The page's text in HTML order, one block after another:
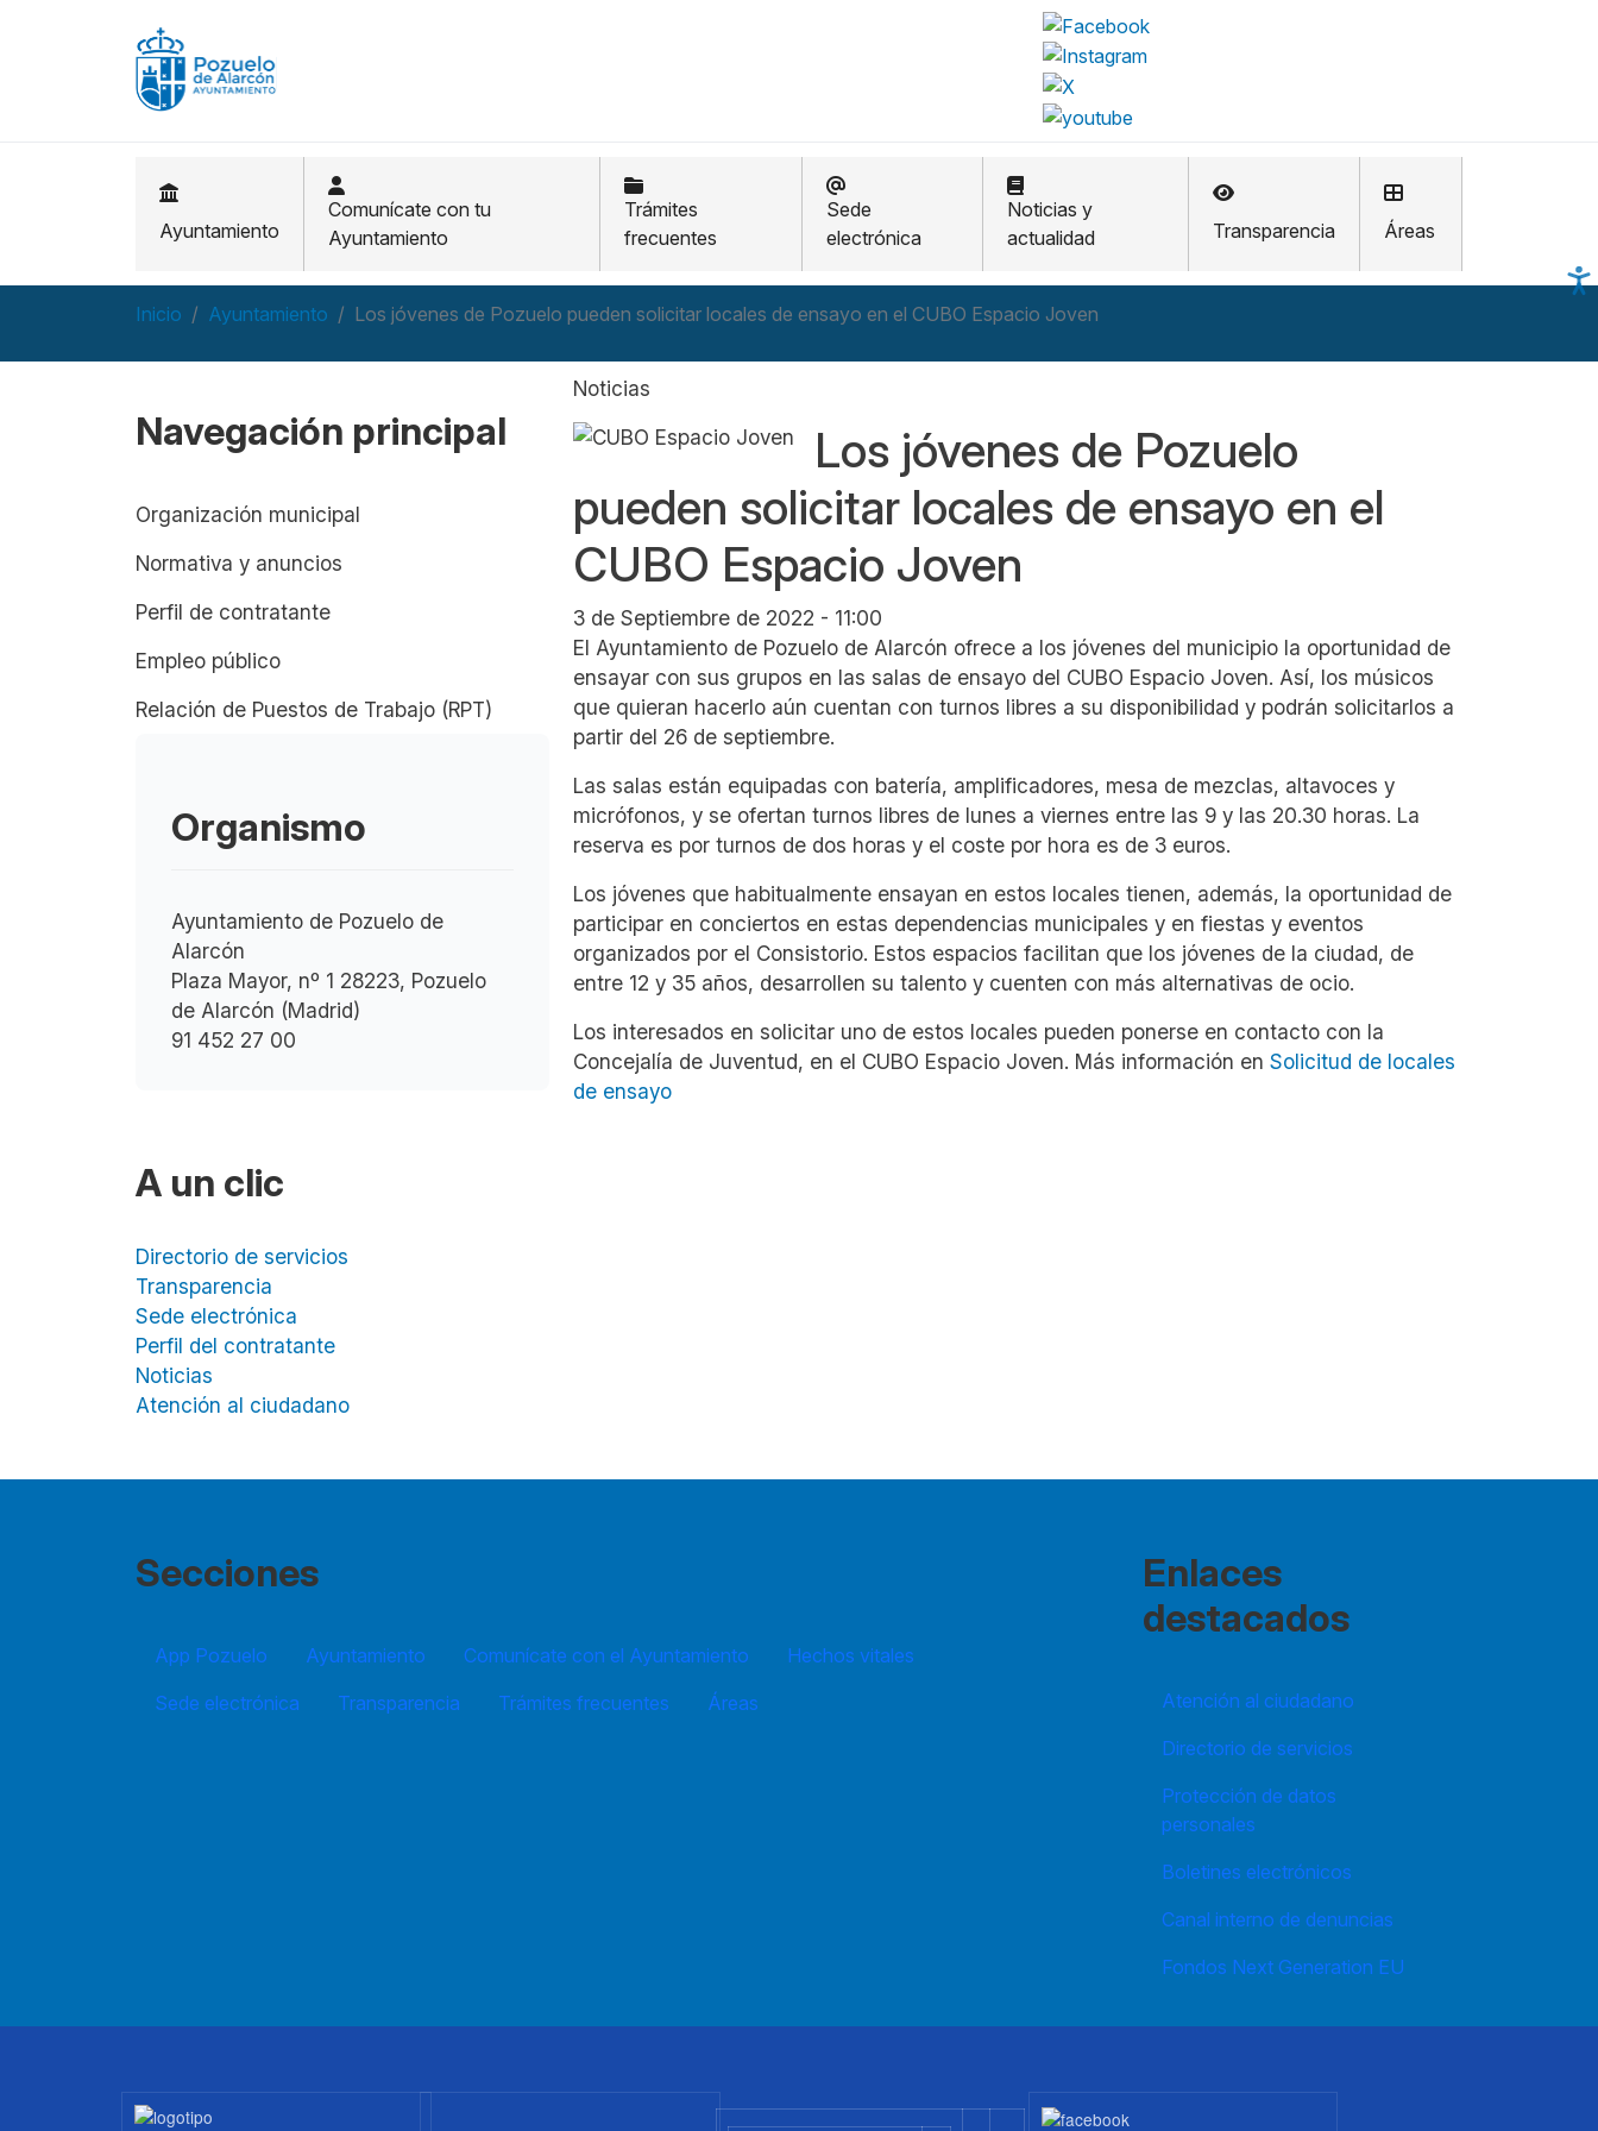
Ayuntamiento
Comunícate con tu
Ayuntamiento
Trámites
frecuentes
Sede
electrónica
Noticias y
actualidad
Transparencia Áreas
Inicio Ayuntamiento Los jóvenes de Pozuelo pueden solicitar locales de ensayo en el CUBO Espacio Joven
Navegación principal
Organización municipal
Normativa y anuncios
Perfil de contratante
Empleo público
Relación de Puestos de Trabajo (RPT)
Organismo
Ayuntamiento de Pozuelo de
Alarcón
Plaza Mayor, nº 1 28223, Pozuelo
de Alarcón (Madrid)
91 452 27 00
Noticias
Los jóvenes de Pozuelo
pueden solicitar locales de ensayo en el
CUBO Espacio Joven
3 de Septiembre de 2022 - 11:00
El Ayuntamiento de Pozuelo de Alarcón ofrece a los jóvenes del municipio la oportunidad de
ensayar con sus grupos en las salas de ensayo del CUBO Espacio Joven. Así, los músicos
que quieran hacerlo aún cuentan con turnos libres a su disponibilidad y podrán solicitarlos a
partir del 26 de septiembre.
Las salas están equipadas con batería, amplificadores, mesa de mezclas, altavoces y
micrófonos, y se ofertan turnos libres de lunes a viernes entre las 9 y las 20.30 horas. La
reserva es por turnos de dos horas y el coste por hora es de 3 euros.
Los jóvenes que habitualmente ensayan en estos locales tienen, además, la oportunidad de
participar en conciertos en estas dependencias municipales y en fiestas y eventos
organizados por el Consistorio. Estos espacios facilitan que los jóvenes de la ciudad, de
entre 12 y 35 años, desarrollen su talento y cuenten con más alternativas de ocio.
Los interesados en solicitar uno de estos locales pueden ponerse en contacto con la
Concejalía de Juventud, en el CUBO Espacio Joven. Más información enSolicitud de locales
de ensayo
A un clic
Directorio de servicios
Transparencia
Sede electrónica
Perfil del contratante
Noticias
Atención al ciudadano
Secciones
App Pozuelo Ayuntamiento Comunícate con el Ayuntamiento
Hechos vitales
Sede electrónica
Transparencia Trámites frecuentes Áreas
Enlaces
destacados
Atención al ciudadano
Directorio de servicios
Protección de datos
personales
Boletines electrónicos
Canal interno de denuncias
Fondos Next Generation EU
Imagen